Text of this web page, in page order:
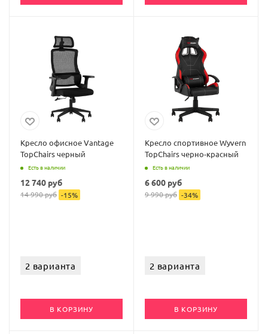
Кресло офисное Vantage
TopChairs черный
Есть в наличии
12 740 руб
14 990руб -15%
2 варианта
В КОРЗИНУ
Кресло спортивное Wyvern
TopChairs черно-красный
Есть в наличии
6 600 руб
9 990руб -34%
2 варианта
В КОРЗИНУ